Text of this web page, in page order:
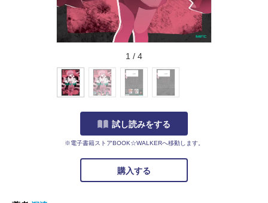
1 / 4
試し読みをする
※電子書籍ストアBOOK☆WALKERへ移動します。
購入する